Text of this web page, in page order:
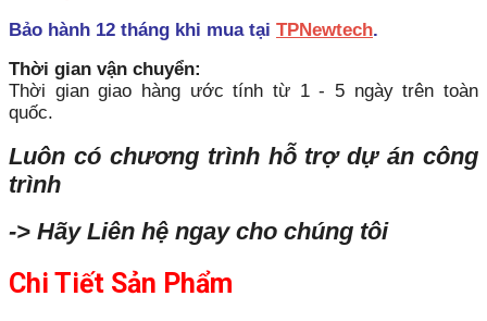
Bảo hành 12 tháng khi mua tại TPNewtech.
Thời gian vận chuyển:
Thời gian giao hàng ước tính từ 1 - 5 ngày trên toàn
quốc.
Luôn có chương trình hỗ trợ dự án công
trình
-> Hãy Liên hệ ngay cho chúng tôi
Chi Tiết Sản Phẩm